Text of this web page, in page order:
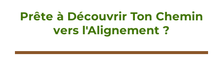
Prête à Découvrir Ton Chemin
vers l'Alignement ?